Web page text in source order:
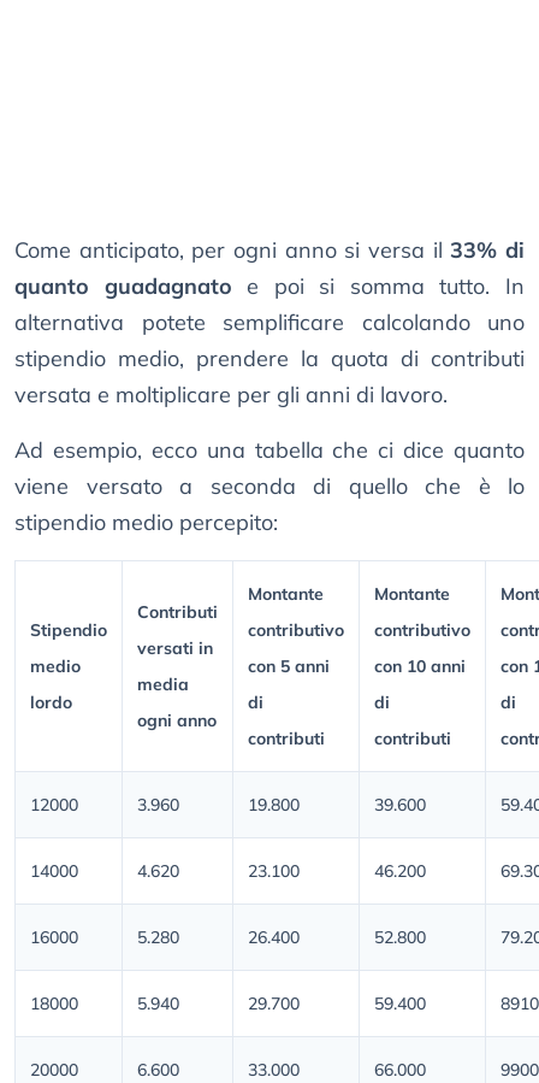
Come anticipato, per ogni anno si versa il33% di
quanto guadagnato e poi si somma tutto. In
alternativa potete semplificare calcolando uno
stipendio medio, prendere la quota di contributi
versata e moltiplicare per gli anni di lavoro.
Ad esempio, ecco una tabella che ci dice quanto
viene versato a seconda di quello che è lo
stipendio medio percepito:
Stipendio
medio
lordo
Contributi
versati in
media
ogni anno
Montante
contributivo
con 5 anni
di
contributi
Montante
contributivo
con 10 anni
di
contributi
con
di
12000 3.960 19.800 39.600
14000 4.620 23.100 46.200
16000 5.280 26.400 52.800
18000 5.940 29.700 59.400
20000 6.600 33.000 66.000